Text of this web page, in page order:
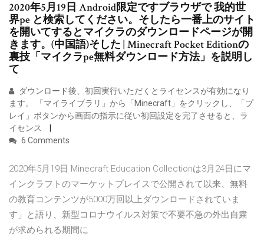
2020年5月19日 Android限定ですブラウザで 我的世
界pe と検索してください。そしたら一番上のサイト
を開いてするとマイクラのダウンロードページが開
きます。(中国語)そした | Minecraft Pocket Editionの
裏技「マイクラpe無料ダウンロード方法」を説明し
て
ダウンロード後、初回実行いただくとライセンスが有効になり
ます。 「マイライブラリ」から「Minecraft」をクリックし、「プ
レイ」ボタンから画面の指示に従い初回設定を完了させると、ラ
イセンス
6 Comments
2020年5月19日 Minecraft Education Collectionは3月24日にマ
インクラフトのマーケットプレイスで公開されて以来、無料
の教育コンテンツが5000万回以上ダウンロードされていま
す」と語り、新型コロナウイルス対策で不要不急の外出自粛
が求められる期間に